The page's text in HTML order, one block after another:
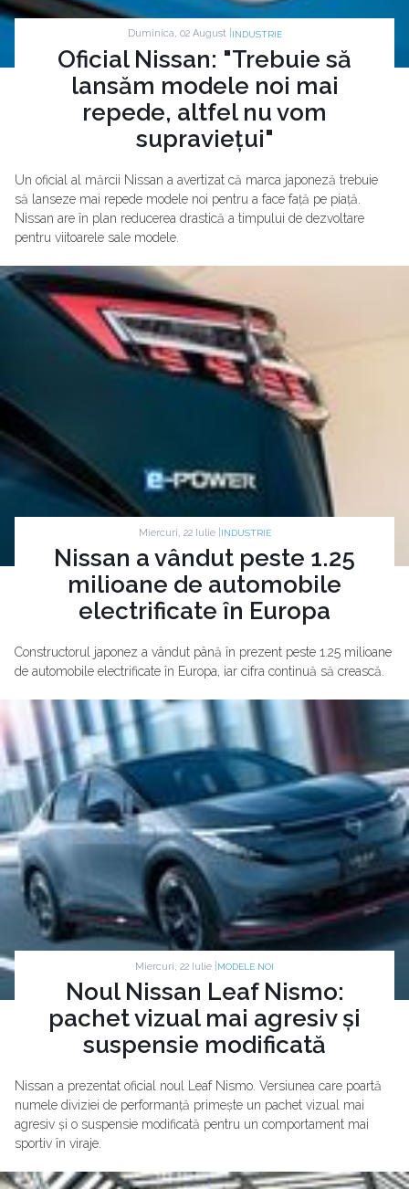
Duminica, 02 August | INDUSTRIE
Oficial Nissan: "Trebuie să
lansăm modele noi mai
repede, altfel nu vom
supraviețui"
Un oficial al mărcii Nissan a avertizat că marca japoneză trebuie
să lanseze mai repede modele noi pentru a face față pe piață.
Nissan are în plan reducerea drastică a timpului de dezvoltare
pentru viitoarele sale modele.
Miercuri, 22 Iulie | INDUSTRIE
Nissan a vândut peste 1.25
milioane de automobile
electrificate în Europa
Constructorul japonez a vândut până în prezent peste 1.25 milioane
de automobile electrificate în Europa, iar cifra continuă să crească.
Miercuri, 22 Iulie | MODELE NOI
Noul Nissan Leaf Nismo:
pachet vizual mai agresiv și
suspensie modificată
Nissan a prezentat oficial noul Leaf Nismo. Versiunea care poartă
numele diviziei de performanță primește un pachet vizual mai
agresiv și o suspensie modificată pentru un comportament mai
sportiv în viraje.